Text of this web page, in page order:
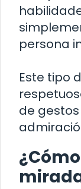
persona
Este tipo
de